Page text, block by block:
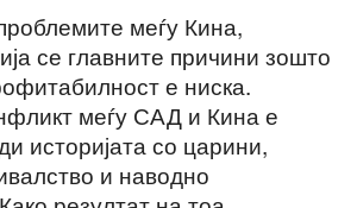
меѓу Кина,
се главните причини зошто
е ниска.
меѓу САД и Кина е
историјата со царини,
и наводно